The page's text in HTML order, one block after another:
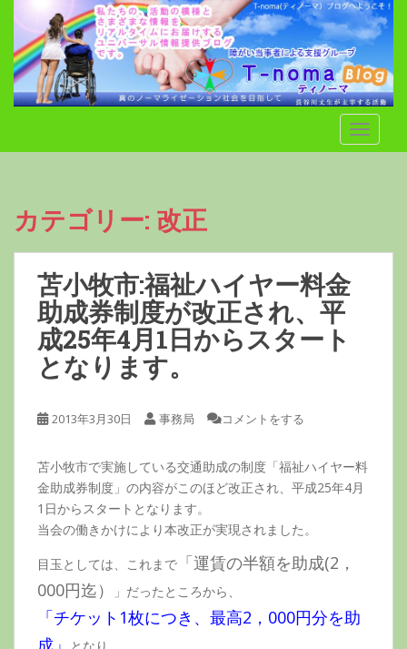
a
カテゴリー: 改正
苫小牧市:福祉ハイヤー料金
助成券制度が改正され、平
成25年4月1日からスタート
となります。
2013年3月30日 事務局 コメントをする
苫小牧市で実施している交通助成の制度「福祉ハイヤー料
金助成券制度」の内容がこのほど改正され、平成25年4月
1日からスタートとなります。
当会の働きかけにより本改正が実現されました。
目玉としては、これまで 「運賃の半額を助成(2，
000円迄）
」だったところから、
「チケット1枚につき、最高2，000円分を助